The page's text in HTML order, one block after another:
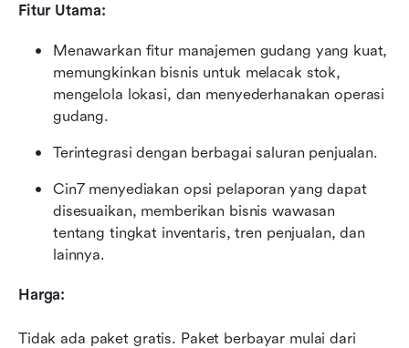
Fitur Utama:
Menawarkan fitur manajemen gudang yang kuat,
memungkinkan bisnis untuk melacak stok,
mengelola lokasi, dan menyederhanakan operasi
gudang.
Terintegrasi dengan berbagai saluran penjualan.
Cin7 menyediakan opsi pelaporan yang dapat
disesuaikan, memberikan bisnis wawasan
tentang tingkat inventaris, tren penjualan, dan
lainnya.
Harga:
Tidak ada paket gratis. Paket berbayar mulai dari